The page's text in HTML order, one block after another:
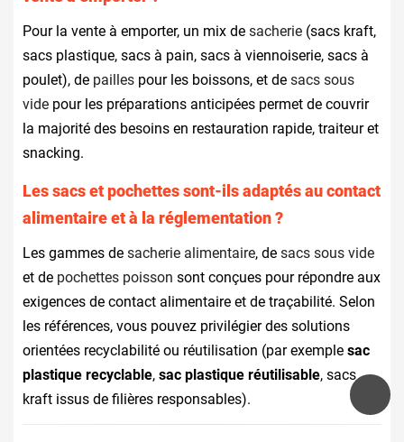
Pour la vente à emporter, un mix de sacherie (sacs kraft,
sacs plastique, sacs à pain, sacs à viennoiserie, sacs à
poulet), de pailles pour les boissons, et de sacs sous
vide pour les préparations anticipées permet de couvrir
la majorité des besoins en restauration rapide, traiteur et
snacking.
Les sacs et pochettes sont-ils adaptés au contact
alimentaire et à la réglementation ?
Les gammes de sacherie alimentaire, de sacs sous vide
et de pochettes poisson sont conçues pour répondre aux
exigences de contact alimentaire et de traçabilité. Selon
les références, vous pouvez privilégier des solutions
orientées recyclabilité ou réutilisation (par exemple sac
plastique recyclable, sac plastique réutilisable, sacs
kraft issus de filières responsables).